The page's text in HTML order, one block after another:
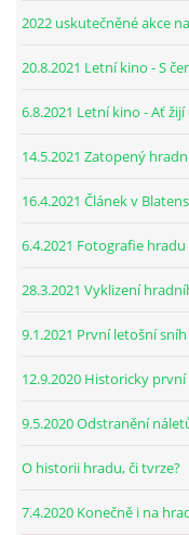
2022 uskutečněné akce
20.8.2021 Letní kino - S
6.8.2021 Letní kino - Ať
14.5.2021 Zatopený
16.4.2021 Článek v
6.4.2021 Fotografie
28.3.2021 Vyklizení
9.1.2021 První letošní sníh
12.9.2020 Historicky
9.5.2020 Odstranění
O historii hradu, či tvrze?
7.4.2020 Konečně i na